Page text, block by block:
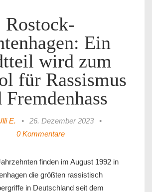
Rostock-
Ein
wird zum
für Rassismus
Fremdenhass
E. • 26. Dezember 2023
•
0 Kommentare
finden im August 1992 in
die größten rassistisch
in Deutschland seit dem